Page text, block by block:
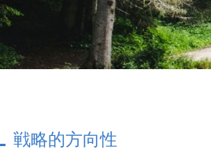
戦略的方向性